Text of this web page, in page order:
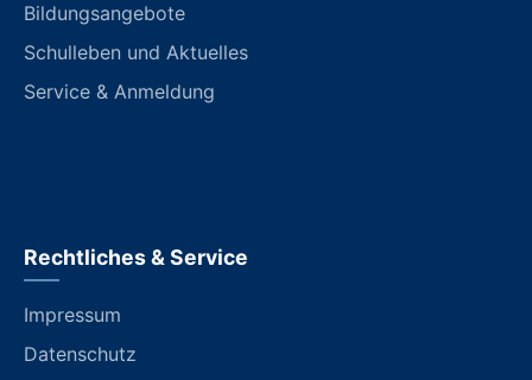
Bildungsangebote
Schulleben und Aktuelles
Service & Anmeldung
Rechtliches & Service
Impressum
Datenschutz